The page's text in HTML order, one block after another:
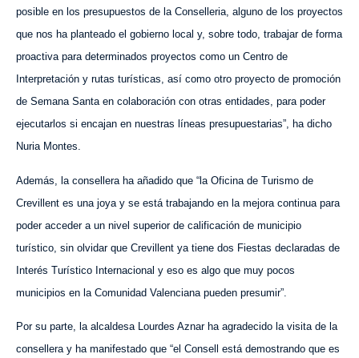
posible en los presupuestos de la Conselleria, alguno de los proyectos
que nos ha planteado el gobierno local y, sobre todo, trabajar de forma
proactiva para determinados proyectos como un Centro de
Interpretación y rutas turísticas, así como otro proyecto de promoción
de Semana Santa en colaboración con otras entidades, para poder
ejecutarlos si encajan en nuestras líneas presupuestarias”, ha dicho
Nuria Montes.
Además, la consellera ha añadido que “la Oficina de Turismo de
Crevillent es una joya y se está trabajando en la mejora continua para
poder acceder a un nivel superior de calificación de municipio
turístico, sin olvidar que Crevillent ya tiene dos Fiestas declaradas de
Interés Turístico Internacional y eso es algo que muy pocos
municipios en la Comunidad Valenciana pueden presumir”.
Por su parte, la alcaldesa Lourdes Aznar ha agradecido la visita de la
consellera y ha manifestado que “el Consell está demostrando que es